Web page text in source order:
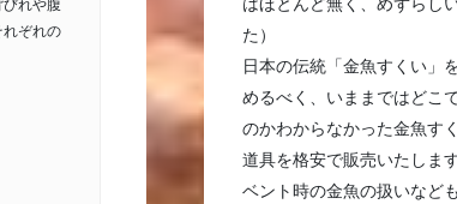
れや腹
れぞれの
た）
日本の伝統「金魚すくい」
めるべく、いままではどこ
のかわからなかった金魚す
道具を格安で販売いたしま
ベント時の金魚の扱いなど